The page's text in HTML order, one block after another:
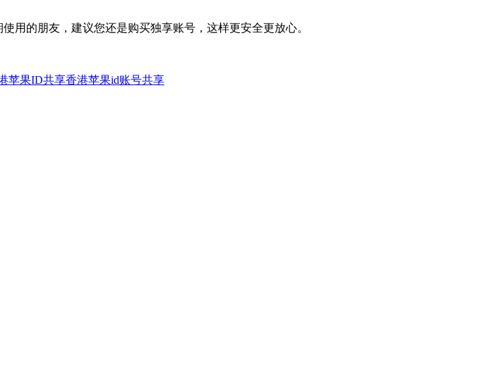
用的朋友，建议您还是购买独享账号，这样更安全更放心。
苹果ID共享香港苹果id账号共享